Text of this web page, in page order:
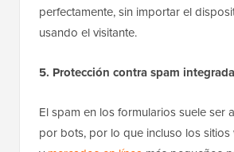
perfectamente, sin importar el
usando el visitante.
5. Protección contra spam integrada
El spam en los formularios suele ser
por bots, por lo que incluso los